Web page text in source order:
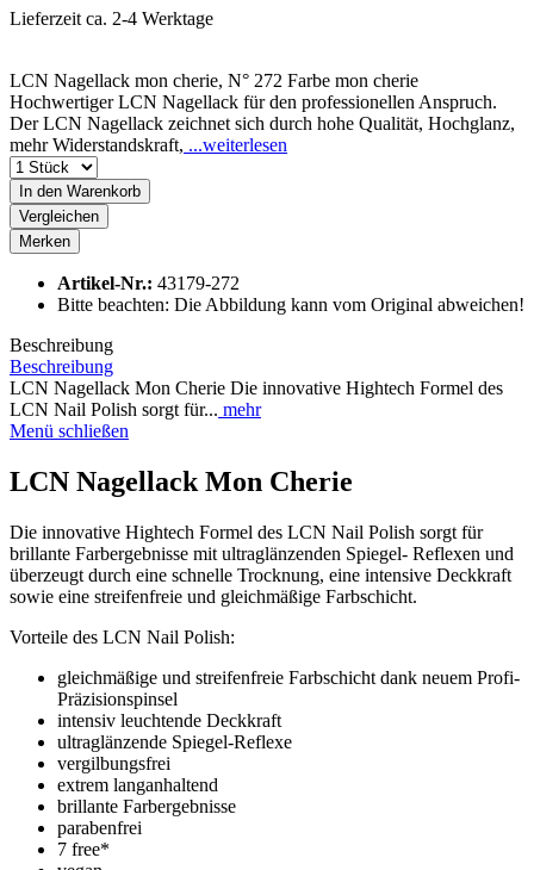
Lieferzeit ca. 2-4 Werktage
LCN Nagellack mon cherie, N° 272 Farbe mon cherie
Hochwertiger LCN Nagellack für den professionellen Anspruch.
Der LCN Nagellack zeichnet sich durch hohe Qualität, Hochglanz,
mehr Widerstandskraft, ...weiterlesen
In den Warenkorb
Vergleichen
Merken
Artikel-Nr.: 43179-272
Bitte beachten: Die Abbildung kann vom Original abweichen!
Beschreibung
Beschreibung
LCN Nagellack Mon Cherie Die innovative Hightech Formel des
LCN Nail Polish sorgt für... mehr
Menü schließen
LCN Nagellack Mon Cherie
Die innovative Hightech Formel des LCN Nail Polish sorgt für
brillante Farbergebnisse mit ultraglänzenden Spiegel- Reflexen und
überzeugt durch eine schnelle Trocknung, eine intensive Deckkraft
sowie eine streifenfreie und gleichmäßige Farbschicht.
Vorteile des LCN Nail Polish:
gleichmäßige und streifenfreie Farbschicht dank neuem Profi-
Präzisionspinsel
intensiv leuchtende Deckkraft
ultraglänzende Spiegel-Reflexe
vergilbungsfrei
extrem langanhaltend
brillante Farbergebnisse
parabenfrei
7 free*